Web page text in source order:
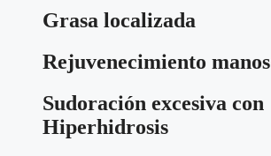
Grasa localizada
Rejuvenecimiento manos
Sudoración excesiva con
Hiperhidrosis